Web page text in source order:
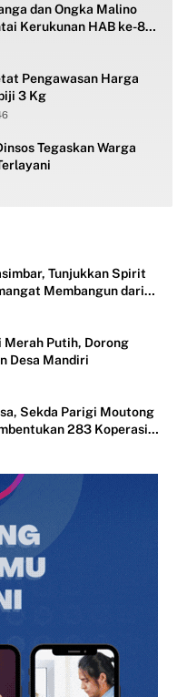
dan Ongka Malino
Kerukunan HAB ke-80
Pengawasan Harga
3 Kg
Tegaskan Warga
Tunjukkan Spirit
Membangun dari
Merah Putih, Dorong
Desa Mandiri
Sekda Parigi Moutong
283 Koperasi